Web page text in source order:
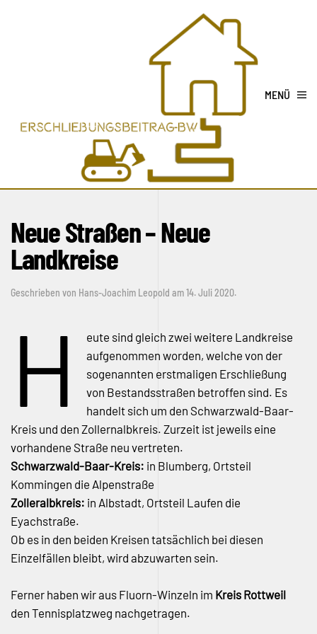
MENÜ
Neue Straßen – Neue
Landkreise
Geschrieben von Hans-Joachim Leopold am14. Juli 2020.
H
eute sind gleich zwei weitere Landkreise
aufgenommen worden, welche von der
sogenannten erstmaligen Erschließung
von Bestandsstraßen betroffen sind. Es
handelt sich um den Schwarzwald-Baar-
Kreis und den Zollernalbkreis. Zurzeit ist jeweils eine
vorhandene Straße neu vertreten.
Schwarzwald-Baar-Kreis: in Blumberg, Ortsteil
Kommingen die Alpenstraße
Zolleralbkreis: in Albstadt, Ortsteil Laufen die
Eyachstraße.
Ob es in den beiden Kreisen tatsächlich bei diesen
Einzelfällen bleibt, wird abzuwarten sein.
Ferner haben wir aus Fluorn-Winzeln im Kreis Rottweil
den Tennisplatzweg nachgetragen.